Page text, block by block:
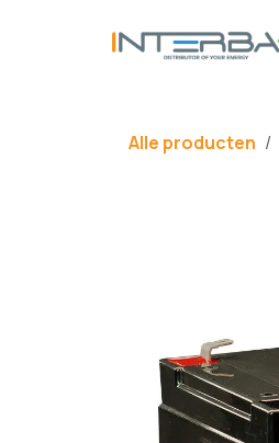
Alle producten